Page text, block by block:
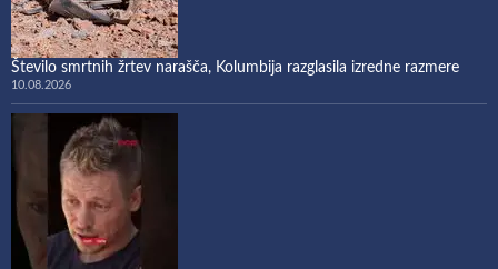
Število smrtnih žrtev narašča, Kolumbija razglasila izredne razmere
10.08.2026